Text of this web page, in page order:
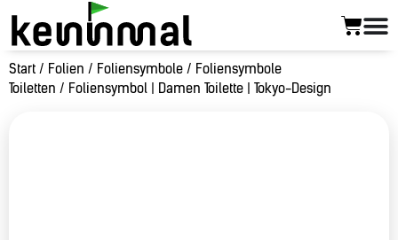
Start / Folien / Foliensymbole / Foliensymbole
Toiletten / Foliensymbol | Damen Toilette | Tokyo-Design